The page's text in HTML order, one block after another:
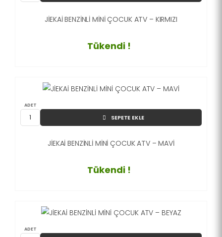
JİEKAİ BENZİNLİ MİNİ ÇOCUK ATV – KIRMIZI
Tükendi !
ADET
SEPETE EKLE
JİEKAİ BENZİNLİ MİNİ ÇOCUK ATV – MAVİ
Tükendi !
ADET